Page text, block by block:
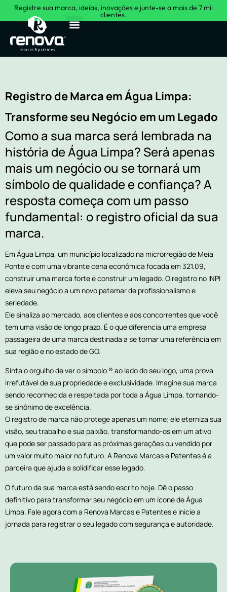
Registre sua marca, ideias, inovações e junte-se a mais de 7 mil
clientes.
Registro de Marca em Água Limpa:
Transforme seu Negócio em um Legado
Como a sua marca será lembrada na
história de Água Limpa? Será apenas
mais um negócio ou se tornará um
símbolo de qualidade e confiança? A
resposta começa com um passo
fundamental: o registro oficial da sua
marca.
Em Água Limpa, um município localizado na microrregião de Meia
Ponte e com uma vibrante cena econômica focada em 321.09,
construir uma marca forte é construir um legado. O registro no INPI
eleva seu negócio a um novo patamar de profissionalismo e
seriedade.
Ele sinaliza ao mercado, aos clientes e aos concorrentes que você
tem uma visão de longo prazo. É o que diferencia uma empresa
passageira de uma marca destinada a se tornar uma referência em
sua região e no estado de GO.
Sinta o orgulho de ver o símbolo ® ao lado do seu logo, uma prova
irrefutável de sua propriedade e exclusividade. Imagine sua marca
sendo reconhecida e respeitada por toda a Água Limpa, tornando-
se sinônimo de excelência.
O registro de marca não protege apenas um nome; ele eterniza sua
visão, seu trabalho e sua paixão, transformando-os em um ativo
que pode ser passado para as próximas gerações ou vendido por
um valor muito maior no futuro. A Renova Marcas e Patentes é a
parceira que ajuda a solidificar esse legado.
O futuro da sua marca está sendo escrito hoje. Dê o passo
definitivo para transformar seu negócio em um ícone de Água
Limpa. Fale agora com a Renova Marcas e Patentes e inicie a
jornada para registrar o seu legado com segurança e autoridade.